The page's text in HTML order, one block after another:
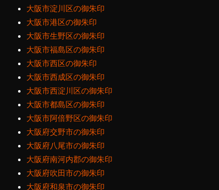
大阪市淀川区の御朱印
大阪市港区の御朱印
大阪市生野区の御朱印
大阪市福島区の御朱印
大阪市西区の御朱印
大阪市西成区の御朱印
大阪市西淀川区の御朱印
大阪市都島区の御朱印
大阪市阿倍野区の御朱印
大阪府交野市の御朱印
大阪府八尾市の御朱印
大阪府南河内郡の御朱印
大阪府吹田市の御朱印
大阪府和泉市の御朱印